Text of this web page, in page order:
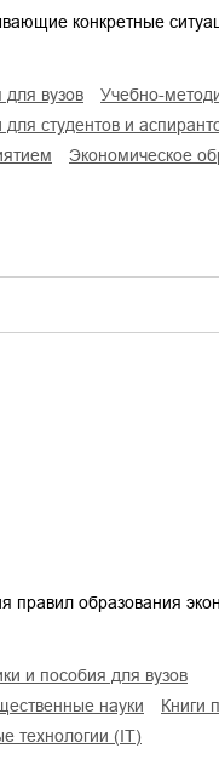
конкретные
для вузов
учебно-
для студентов и
экономическое
правил образования
и пособия для вузов
науки
книги
технологии (IT)